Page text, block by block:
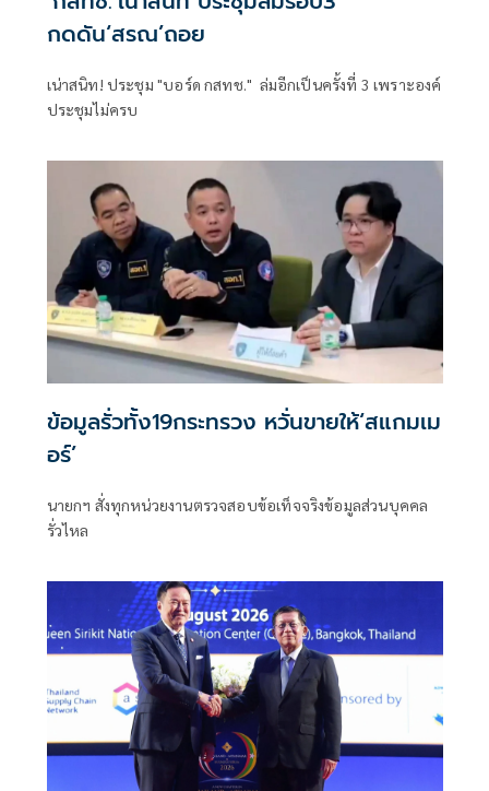
กดดัน‘สรณ’ถอย
เน่าสนิท! ประชุม "บอร์ด กสทช." ล่มอีกเป็นครั้งที่ 3 เพราะองค์
ประชุมไม่ครบ
ข้อมูลรั่วทั้ง19กระทรวง หวั่นขายให้‘สแกมเม
อร์’
นายกฯ สั่งทุกหน่วยงานตรวจสอบข้อเท็จจริงข้อมูลส่วนบุคคล
รั่วไหล